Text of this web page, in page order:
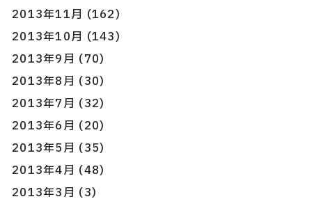
2013年11月 (162)
2013年10月 (143)
2013年9月 (70)
2013年8月 (30)
2013年7月 (32)
2013年6月 (20)
2013年5月 (35)
2013年4月 (48)
2013年3月 (3)